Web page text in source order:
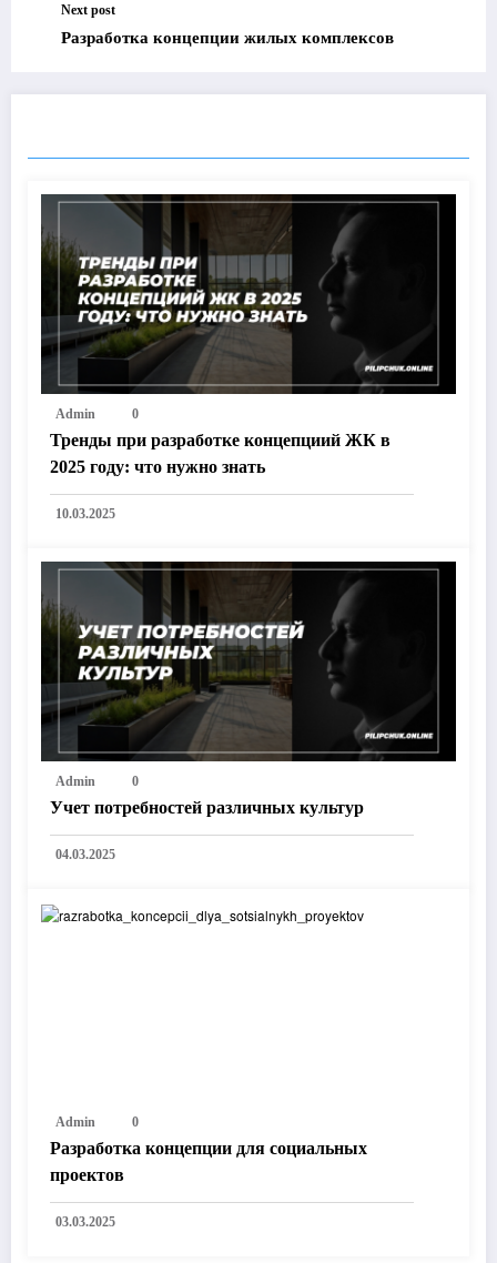
Next post
Разработка концепции жилых комплексов
Admin 0
Тренды при разработке концепциий ЖК в
2025 году: что нужно знать
10.03.2025
Admin 0
Учет потребностей различных культур
04.03.2025
Admin 0
Разработка концепции для социальных
проектов
03.03.2025